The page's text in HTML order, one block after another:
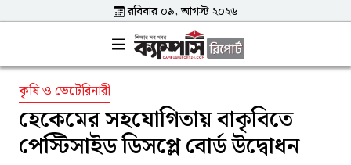
রবিবার ০৯, আগস্ট ২০২৬
কৃষি ও ভেটেরিনারী
হেকেমের সহযোগিতায় বাকৃবিতে
পেস্টিসাইড ডিসপ্লে বোর্ড উদ্বোধন